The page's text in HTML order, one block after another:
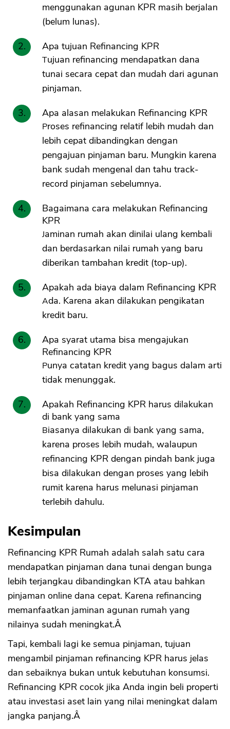
menggunakan agunan KPR masih berjalan
(belum lunas).
Apa tujuan Refinancing KPR
Tujuan refinancing mendapatkan dana
tunai secara cepat dan mudah dari agunan
pinjaman.
Apa alasan melakukan Refinancing KPR
Proses refinancing relatif lebih mudah dan
lebih cepat dibandingkan dengan
pengajuan pinjaman baru. Mungkin karena
bank sudah mengenal dan tahu track-
record pinjaman sebelumnya.
Bagaimana cara melakukan Refinancing
KPR
Jaminan rumah akan dinilai ulang kembali
dan berdasarkan nilai rumah yang baru
diberikan tambahan kredit (top-up).
Apakah ada biaya dalam Refinancing KPR
Ada. Karena akan dilakukan pengikatan
kredit baru.
Apa syarat utama bisa mengajukan
Refinancing KPR
Punya catatan kredit yang bagus dalam arti
tidak menunggak.
Apakah Refinancing KPR harus dilakukan
di bank yang sama
Biasanya dilakukan di bank yang sama,
karena proses lebih mudah, walaupun
refinancing KPR dengan pindah bank juga
bisa dilakukan dengan proses yang lebih
rumit karena harus melunasi pinjaman
terlebih dahulu.
Kesimpulan
Refinancing KPR Rumah adalah salah satu cara
mendapatkan pinjaman dana tunai dengan bunga
lebih terjangkau dibandingkan KTA atau bahkan
pinjaman online dana cepat. Karena refinancing
memanfaatkan jaminan agunan rumah yang
nilainya sudah meningkat.Â
Tapi, kembali lagi ke semua pinjaman, tujuan
mengambil pinjaman refinancing KPR harus jelas
dan sebaiknya bukan untuk kebutuhan konsumsi.
Refinancing KPR cocok jika Anda ingin beli properti
atau investasi aset lain yang nilai meningkat dalam
jangka panjang.Â